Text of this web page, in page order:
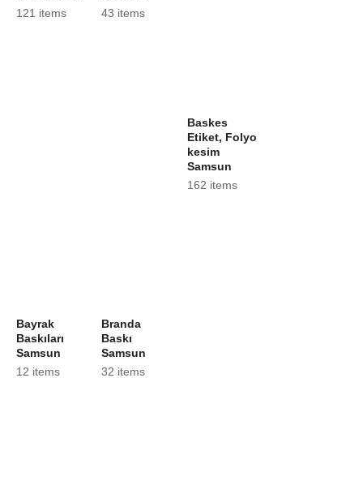
121 items
43 items
Baskes
Etiket, Folyo
kesim
Samsun
162 items
Bayrak
Baskıları
Samsun
12 items
Branda
Baskı
Samsun
32 items